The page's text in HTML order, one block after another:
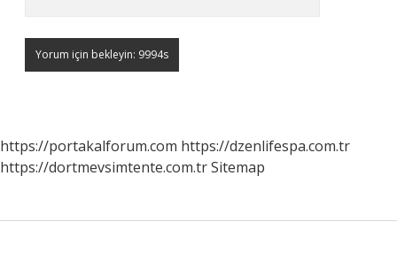
https://portakalforum.com https://dzenlifespa.com.tr
https://dortmevsimtente.com.trSitemap